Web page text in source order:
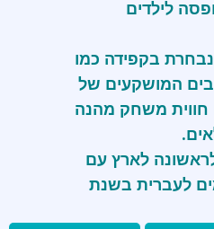
לילדים
בקפידה כמו
המושקעים של
חווית משחק מהנה
לארץ עם
לעברית בשנת